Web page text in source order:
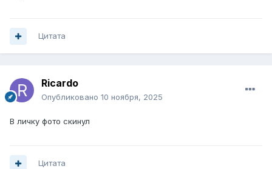
Цитата
Ricardo
Опубликовано 10 ноября, 2025
В личку фото скинул
Цитата